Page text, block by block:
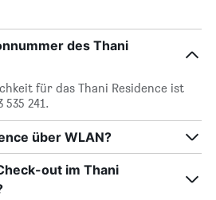
des Thani
für das Thani Residence ist
241.
über WLAN?
out im Thani